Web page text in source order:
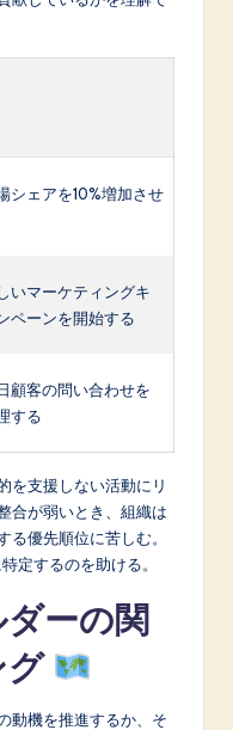
シェアを10%増加させ
いマーケティングキ
ペーンを開始する
顧客の問い合わせを
する
を支援しない活動にリ
合が弱いとき、組織は
優先順位に苦しむ。
定するのを助ける。
ーの関
グ
動機を推進するか、そ